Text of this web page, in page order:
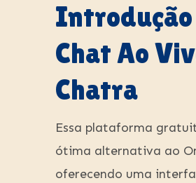
Introdução
Chat Ao
Chatra
Essa plataforma
ótima alternativa ao
oferecendo uma